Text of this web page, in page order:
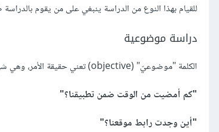
للقيام بهذا النوع من الدراسة ينبغي على من يقوم
دراسة موضوعية
الكلمة "موضوعيّ" (objective) تعني حقيقة الأمر، وهي شيء يمكن إثباته، لا تغيّره الآراء مهما تمنّينا عكس ذلك.
"كم أمضيت من الوقت ضمن تطبيقنا؟"
"أين وجدت رابط موقعنا؟"